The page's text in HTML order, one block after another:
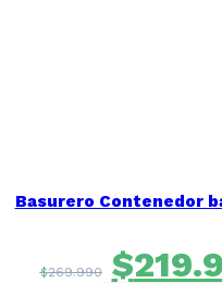
Basurero Contenedor
$269.990 El
$